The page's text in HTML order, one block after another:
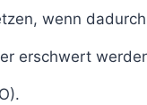
wenn
erschwert